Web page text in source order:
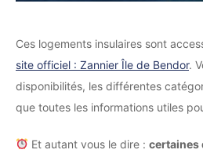
Ces logements insulaires sont
site officiel : Zannier Île de Bendor.
disponibilités, les différentes
que toutes les informations utiles
Et autant vous le dire : certaines